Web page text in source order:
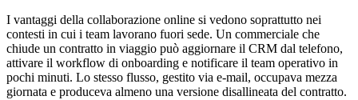
I vantaggi della collaborazione online si vedono soprattutto nei
contesti in cui i team lavorano fuori sede. Un commerciale che
chiude un contratto in viaggio può aggiornare il CRM dal telefono,
attivare il workflow di onboarding e notificare il team operativo in
pochi minuti. Lo stesso flusso, gestito via e-mail, occupava mezza
giornata e produceva almeno una versione disallineata del contratto.